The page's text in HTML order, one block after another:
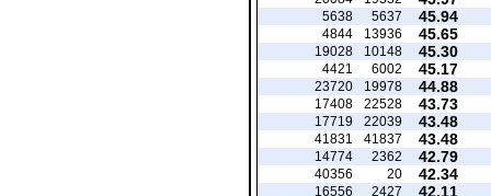
45.94
5637
5638
45.65
13936
4844
45.30
10148
19028
45.17
6002
4421
44.88
19978
23720
43.73
22528
17408
43.48
22039
17719
43.48
41837
41831
42.79
2362
14774
42.34
20
40356
42.11
2427
16556